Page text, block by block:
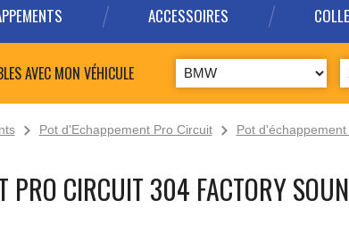
ACCESSOIRES
AVEC MON VÉHICULE
Pot d'Echappement Pro Circuit Pot
PRO CIRCUIT 304 FACTORY